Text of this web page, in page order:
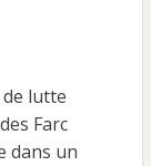
lutte
Farc
dans un